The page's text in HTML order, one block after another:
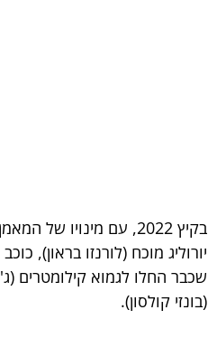
יורוליג מוכח (לורנזו בראון),
(בונזי קולסון).